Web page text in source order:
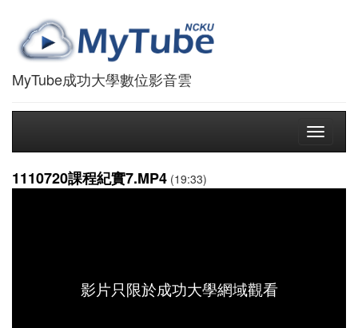
MyTube成功大學數位影音雲
Toggle
1110720課程紀實7.MP4 (19:33)
影片只限於成功大學網域觀看